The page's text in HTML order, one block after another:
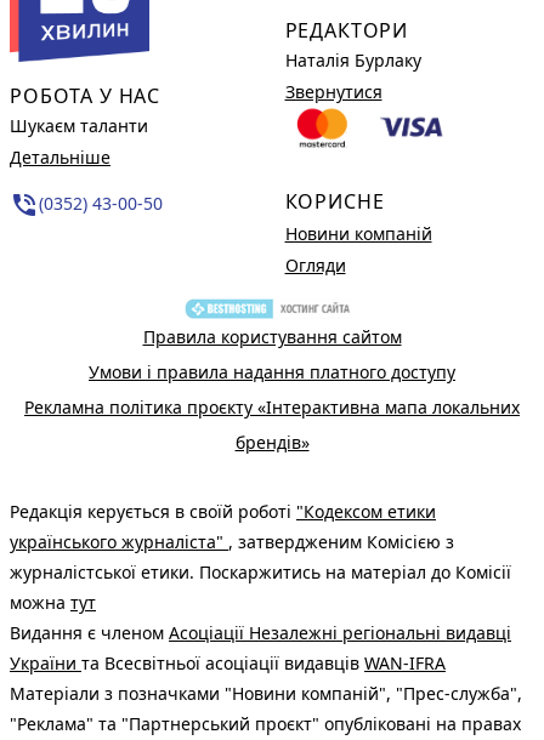
РОБОТА У НАС
Шукаєм таланти
Детальніше
phone_in_talk(0352) 43-00-50
РЕДАКТОРИ
Наталія Бурлаку
Звернутися
КОРИСНЕ
Новини компаній
Огляди
Правила користування сайтом
Умови і правила надання платного доступу
Рекламна політика проєкту «Інтерактивна мапа локальних
брендів»
Редакція керується в своїй роботі "Кодексом етики
українського журналіста" , затвердженим Комісією з
журналістської етики. Поскаржитись на матеріал до Комісії
можна тут
Видання є членом Асоціації Незалежні регіональні видавці
України та Всесвітньої асоціації видавців WAN-IFRA
Матеріали з позначками "Новини компаній", "Прес-служба",
"Реклама" та "Партнерський проєкт" опубліковані на правах